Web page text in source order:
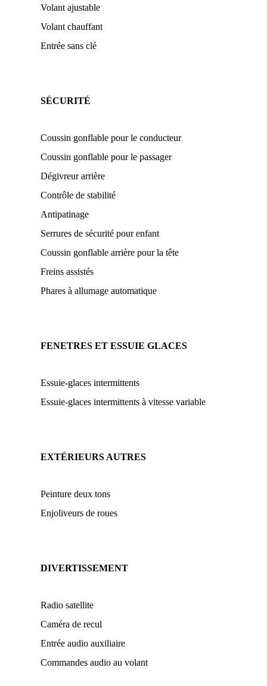
Volant ajustable
Volant chauffant
Entrée sans clé
SÉCURITÉ
Coussin gonflable pour le conducteur
Coussin gonflable pour le passager
Dégivreur arrière
Contrôle de stabilité
Antipatinage
Serrures de sécurité pour enfant
Coussin gonflable arrière pour la tête
Freins assistés
Phares à allumage automatique
FENETRES ET ESSUIE GLACES
Essuie-glaces intermittents
Essuie-glaces intermittents à vitesse variable
EXTÉRIEURS AUTRES
Peinture deux tons
Enjoliveurs de roues
DIVERTISSEMENT
Radio satellite
Caméra de recul
Entrée audio auxiliaire
Commandes audio au volant